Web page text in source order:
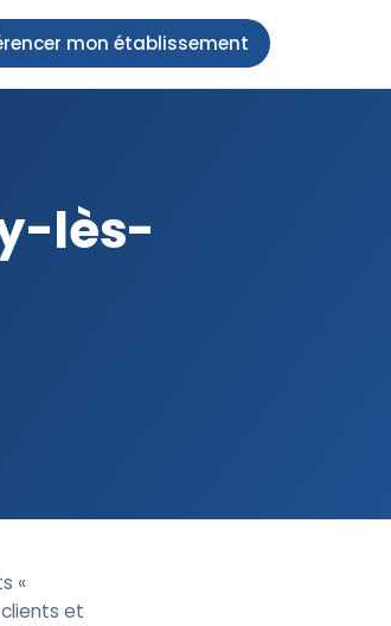
mon établissement
lès-
«
et